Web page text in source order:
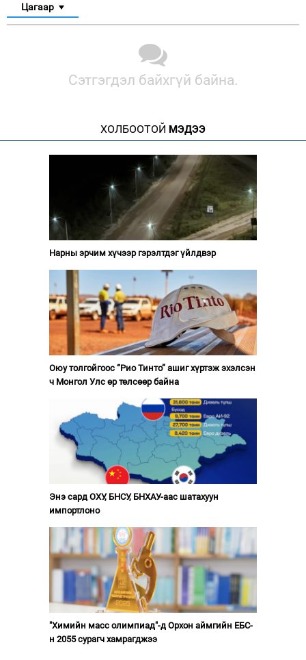
Цагаар
Сэтгэгдэл байхгүй байна.
ХОЛБООТОЙ МЭДЭЭ
Нарны эрчим хүчээр гэрэлтдэг үйлдвэр
Оюу толгойгоос “Рио Тинто” ашиг хүртэж эхэлсэн
ч Монгол Улс өр төлсөөр байна
Энэ сард ОХУ, БНСУ, БНХАУ-аас шатахуун
импортлоно
"Химийн масс олимпиад"-д Орхон аймгийн ЕБС-
н 2055 сурагч хамрагджээ